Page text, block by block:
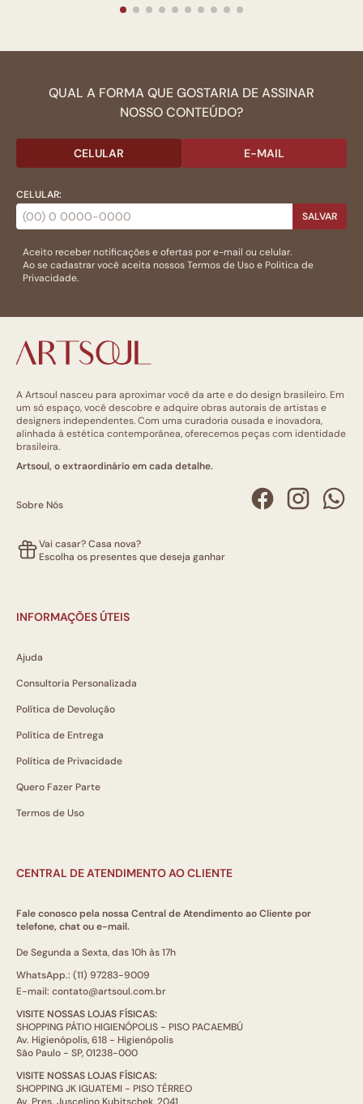
QUAL A FORMA QUE GOSTARIA DE ASSINAR
NOSSO CONTEÚDO?
CELULAR E-MAIL
CELULAR:
SALVAR
Aceito receber notificações e ofertas por e-mail ou celular.
Ao se cadastrar você aceita nossosTermos de Usoe Politica de
Privacidade.
A Artsoul nasceu para aproximar você da arte e do design brasileiro. Em
um só espaço, você descobre e adquire obras autorais de artistas e
designers independentes. Com uma curadoria ousada e inovadora,
alinhada à estética contemporânea, oferecemos peças com identidade
brasileira.
Artsoul, o extraordinário em cada detalhe.
Sobre Nós
Vai casar? Casa nova?
Escolha os presentes que deseja ganhar
INFORMAÇÕES ÚTEIS
Ajuda
Consultoria Personalizada
Política de Devolução
Política de Entrega
Política de Privacidade
Quero Fazer Parte
Termos de Uso
CENTRAL DE ATENDIMENTO AO CLIENTE
Fale conosco pela nossa Central de Atendimento ao Cliente por
telefone, chat ou e-mail.
De Segunda a Sexta, das 10h às 17h
WhatsApp.: (11) 97283-9009
E-mail: contato@artsoul.com.br
VISITE NOSSAS LOJAS FÍSICAS:
SHOPPING PÁTIO HIGIENÓPOLIS - PISO PACAEMBÚ
Av. Higienópolis, 618 - Higienópolis
São Paulo - SP, 01238-000
VISITE NOSSAS LOJAS FÍSICAS:
SHOPPING JK IGUATEMI - PISO TÉRREO